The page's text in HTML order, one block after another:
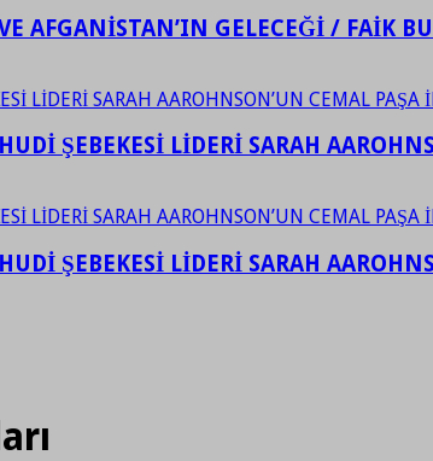
AFGANİSTAN’IN GELECEĞİ / FAİK
ŞEBEKESİ LİDERİ SARAH
ŞEBEKESİ LİDERİ SARAH